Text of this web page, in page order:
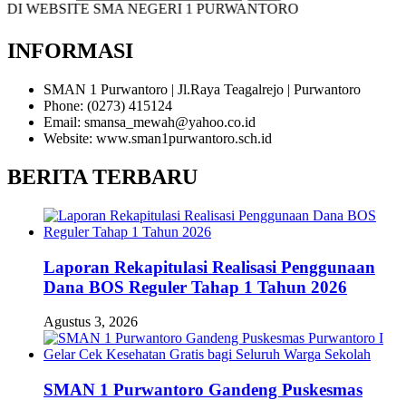
SMA NEGERI 1 PURWANTORO
INFORMASI
SMAN 1 Purwantoro | Jl.Raya Teagalrejo | Purwantoro
Phone: (0273) 415124
Email: smansa_mewah@yahoo.co.id
Website: www.sman1purwantoro.sch.id
BERITA TERBARU
Laporan Rekapitulasi Realisasi Penggunaan
Dana BOS Reguler Tahap 1 Tahun 2026
Agustus 3, 2026
SMAN 1 Purwantoro Gandeng Puskesmas